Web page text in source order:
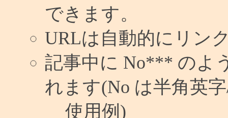
できます。
URLは自動的にリン
記事中に No*** のよ
れます(No は半角英
使用例)